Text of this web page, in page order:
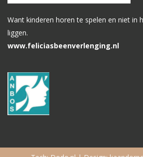
Want kinderen horen te spelen en niet in
liggen.
www.feliciasbeenverlenging.nl